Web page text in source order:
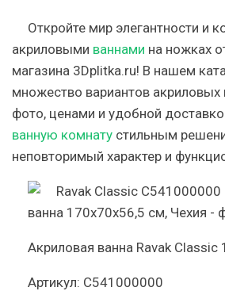
Откройте мир элегантности и
акриловыми ваннами на ножках
магазина 3Dplitka.ru! В нашем
множество вариантов акриловых
фото, ценами и удобной
ванную комнату стильным
неповторимый характер и
Акриловая ванна Ravak Classic
Артикул: C541000000